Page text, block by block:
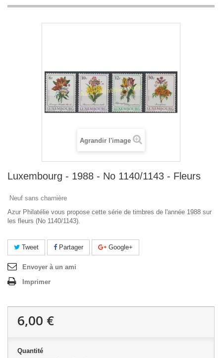
Agrandir l'image
Luxembourg - 1988 - No 1140/1143 - Fleurs
Neuf sans charnière
Azur Philatélie vous propose cette série de timbres de l'année 1988 sur
les fleurs (No 1140/1143).
Tweet Partager Google+
Envoyer à un ami
Imprimer
6,00 €
Quantité